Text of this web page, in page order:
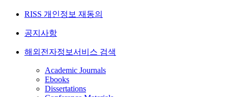
RISS 개인정보 재동의
공지사항
해외전자정보서비스 검색
Academic Journals
Ebooks
Dissertations